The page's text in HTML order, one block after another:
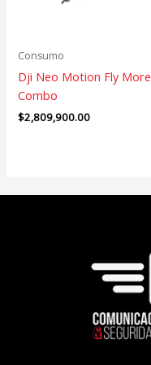
Consumo
Dji Neo Motion Fly More
Combo
$2,809,900.00